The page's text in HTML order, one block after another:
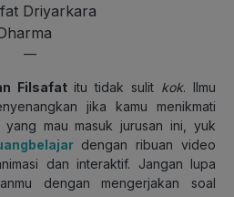
Driyarkara
—
Filsafatitu tidak sulit kok. Ilmu
jika kamu menikmati
yang mau masuk jurusan ini, yuk
dengan ribuan video
dan interaktif. Jangan lupa
dengan mengerjakan soal